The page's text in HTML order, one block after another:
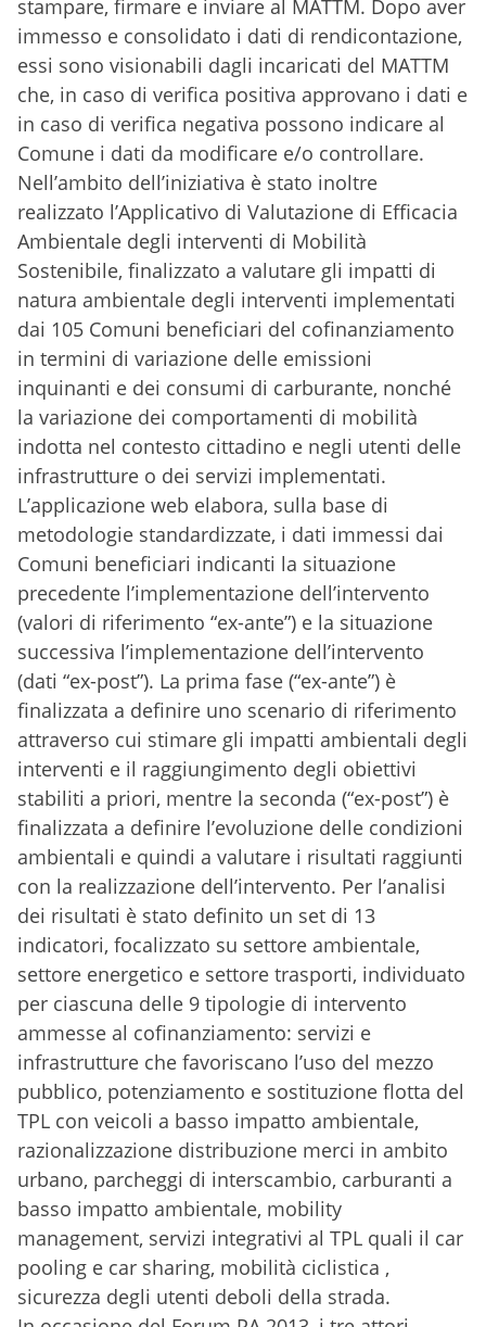
stampare, firmare e inviare al MATTM. Dopo aver
immesso e consolidato i dati di rendicontazione,
essi sono visionabili dagli incaricati del MATTM
che, in caso di verifica positiva approvano i dati e
in caso di verifica negativa possono indicare al
Comune i dati da modificare e/o controllare.
Nell’ambito dell’iniziativa è stato inoltre
realizzato l’Applicativo di Valutazione di Efficacia
Ambientale degli interventi di Mobilità
Sostenibile, finalizzato a valutare gli impatti di
natura ambientale degli interventi implementati
dai 105 Comuni beneficiari del cofinanziamento
in termini di variazione delle emissioni
inquinanti e dei consumi di carburante, nonché
la variazione dei comportamenti di mobilità
indotta nel contesto cittadino e negli utenti delle
infrastrutture o dei servizi implementati.
L’applicazione web elabora, sulla base di
metodologie standardizzate, i dati immessi dai
Comuni beneficiari indicanti la situazione
precedente l’implementazione dell’intervento
(valori di riferimento “ex-ante”) e la situazione
successiva l’implementazione dell’intervento
(dati “ex-post”). La prima fase (“ex-ante”) è
finalizzata a definire uno scenario di riferimento
attraverso cui stimare gli impatti ambientali degli
interventi e il raggiungimento degli obiettivi
stabiliti a priori, mentre la seconda (“ex-post”) è
finalizzata a definire l’evoluzione delle condizioni
ambientali e quindi a valutare i risultati raggiunti
con la realizzazione dell’intervento. Per l’analisi
dei risultati è stato definito un set di 13
indicatori, focalizzato su settore ambientale,
settore energetico e settore trasporti, individuato
per ciascuna delle 9 tipologie di intervento
ammesse al cofinanziamento: servizi e
infrastrutture che favoriscano l’uso del mezzo
pubblico, potenziamento e sostituzione flotta del
TPL con veicoli a basso impatto ambientale,
razionalizzazione distribuzione merci in ambito
urbano, parcheggi di interscambio, carburanti a
basso impatto ambientale, mobility
management, servizi integrativi al TPL quali il car
pooling e car sharing, mobilità ciclistica ,
sicurezza degli utenti deboli della strada.